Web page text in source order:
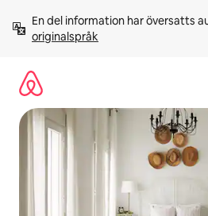
innehåll
En del information har översatts
originalspråk